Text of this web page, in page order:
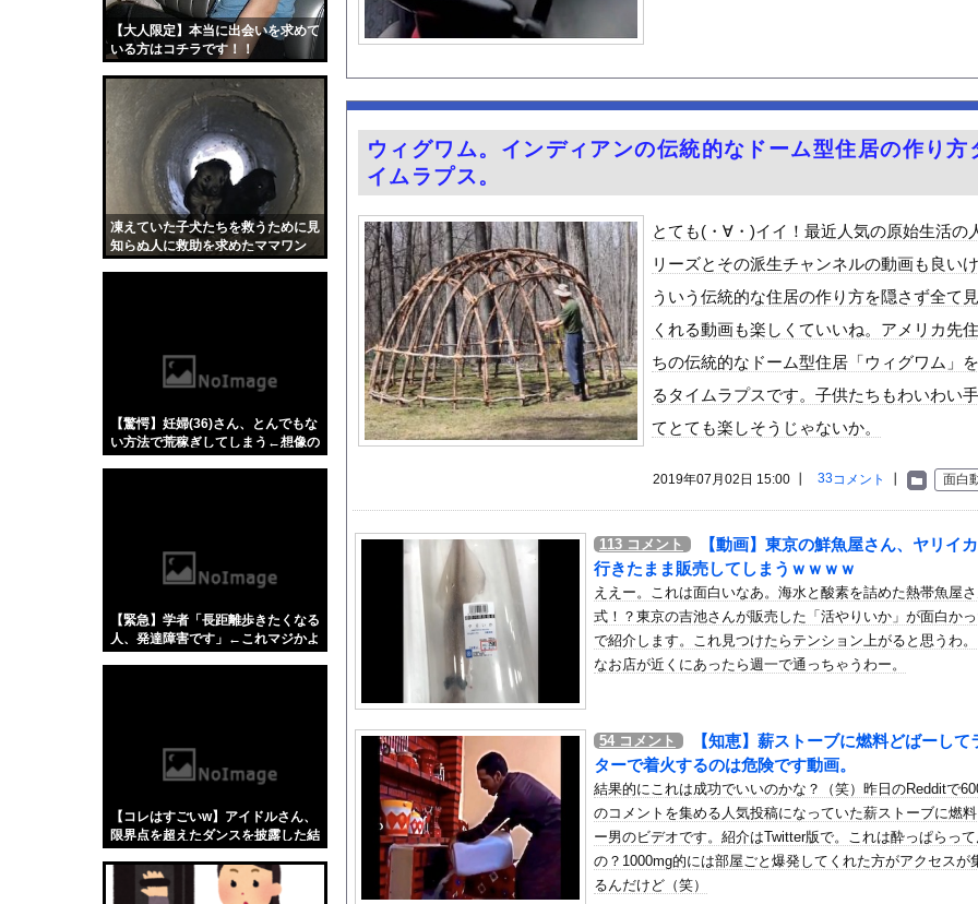
【大人限定】本当に出会いを求めて
いる方はコチラです！！
凍えていた子犬たちを救うために見
知らぬ人に救助を求めたママワン
【驚愕】妊婦(36)さん、とんでもな
い方法で荒稼ぎしてしまう←想像の
【緊急】学者「長距離歩きたくなる
人、発達障害です」←これマジかよ
【コレはすごいw】アイドルさん、
限界点を超えたダンスを披露した結
ごつ盛り焼きそばとかいう年1くらいで無性に食いたくなるやつwwwwwwww
【緊急】今の若者に急増している『コレ』依存、めちゃくちゃ深刻な模様w w w w w...
AV女優と間近で会ってから家帰って抜くって気持ちいいだろな！
林佑香アナ ピタパンのお尻くっきりレポート！！
この前森に行ったらちっちゃいウリボー見つけた
【悲報】韓国人「え待って、何で日本の避難所って10年前と同レベルなの(ドン引き
成金クソ坊主と葬儀屋が大喜びする葬式とかいうゴミイベント ガチで高すぎると話題に
【動画】これはひどい…右折禁止なのに軽自動車が突如右折し路面電車と衝突→乗ってた三人...
【画像】ピクルスピザを頼んだ人 咽び泣くｗｗｗ
今の時期 河口で釣れる美味い魚教えて
『BanG Dream! Ave Mujica』7話感想 再び集まる5人！最後のCR...
【Xの車窓から】オービスかと思ったら野生の炊飯器で草 ほか
【ポロリ悲話】ネットで拡散してるおっぱいポロリ動画、何故か叩かれる・・・
【衝撃】「かわいい虫」ランキング、ついに発表される
【画像】 元モデルのTBS新人アナさん、プリケツ
【画像】顔20点身体100点の女子見つかってしまうｗｗｗｗｗｗｗｗ
国立でのJリーグ開幕戦が史上最多6万3960人の観客数！地上波中継＆劇的な試合展開で...
【にじさんじ】 委員長、ゲリラ豪雨でPC浸水→データ完全消失も「おもしろいかった??...
【悲報】韓国人「え待って、何で日本の避難所って10年前と同レベルなの(ドン引き
ジャニが消えてJPOPがマシになるかと思ったら相変わらずお遊戯会やってて笑う
METALVERSEが「METALVERSE #3 – GARDEN OF EDEN...
日本人「円安はアカン。円高にしろ」←これなんでなんや他
【画像】イオンの店頭に貼られた『ポケカの販売案内』が強気すぎると話題にｗｗｗｗ
【動画】三重の国道1号で事故逃げされてしまうドラレコがひどい。
【動画】これはひどい…右折禁止なのに軽自動車が突如右折し路面電車と衝突→乗ってた三人...
【日向坂46】月刊ジャイアンツ公式、重大告知！
ウィグワム。インディアンの伝統的なドーム型住居の作り方
イムラプス。
とても(・∀・)イイ！最近人気の原始生活の
リーズとその派生チャンネルの動画も良い
ういう伝統的な住居の作り方を隠さず全て
くれる動画も楽しくていいね。アメリカ先
ちの伝統的なドーム型住居「ウィグワム」
るタイムラプスです。子供たちもわいわい
てとても楽しそうじゃないか。
面白
33コメント
2019年07月02日 15:00 ┃
113 コメント
【動画】東京の鮮魚屋さん、ヤリイ
行きたまま販売してしまうｗｗｗｗ
ええー。これは面白いなあ。海水と酸素を詰めた熱帯魚屋
式！？東京の吉池さんが販売した「活やりいか」が面白か
で紹介します。これ見つけたらテンション上がると思うわ
なお店が近くにあったら週一で通っちゃうわー。
54 コメント
【知恵】薪ストーブに燃料どばーして
ターで着火するのは危険です動画。
結果的にこれは成功でいいのかな？（笑）昨日のRedditで
のコメントを集める人気投稿になっていた薪ストーブに燃
ー男のビデオです。紹介はTwitter版で。これは酔っぱらっ
の？1000mg的には部屋ごと爆発してくれた方がアクセスが
るんだけど（笑）